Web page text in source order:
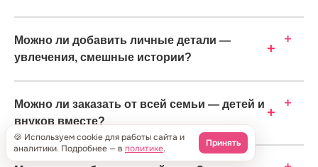
Можно ли добавить личные детали —
увлечения, смешные истории?
+
Можно ли заказать от всей семьи — детей и
внуков вместе?
+
🍪 Используем cookie для работы сайта и
аналитики. Подробнее — в политике. Принять